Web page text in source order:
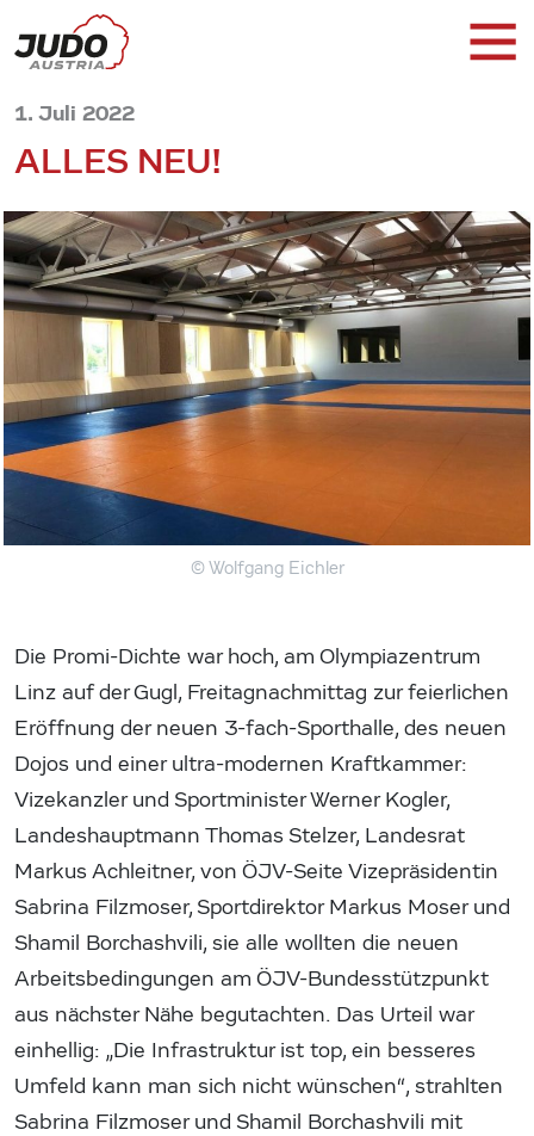
1. Juli 2022
ALLES NEU!
© Wolfgang Eichler
Die Promi-Dichte war hoch, am Olympiazentrum
Linz auf der Gugl, Freitagnachmittag zur feierlichen
Eröffnung der neuen 3-fach-Sporthalle, des neuen
Dojos und einer ultra-modernen Kraftkammer:
Vizekanzler und Sportminister Werner Kogler,
Landeshauptmann Thomas Stelzer, Landesrat
Markus Achleitner, von ÖJV-Seite Vizepräsidentin
Sabrina Filzmoser, Sportdirektor Markus Moser und
Shamil Borchashvili, sie alle wollten die neuen
Arbeitsbedingungen am ÖJV-Bundesstützpunkt
aus nächster Nähe begutachten. Das Urteil war
einhellig: „Die Infrastruktur ist top, ein besseres
Umfeld kann man sich nicht wünschen“, strahlten
Sabrina Filzmoser und Shamil Borchashvili mit